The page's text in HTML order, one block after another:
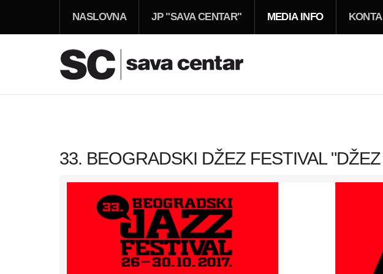
NASLOVNA JP "SAVA CENTAR" MEDIA INFO
33. BEOGRADSKI DŽEZ FESTIVAL